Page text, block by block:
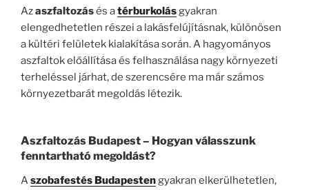
Azaszfaltozásés atérburkolásgyakran
elengedhetetlen részei a lakásfelújításnak, különösen
a kültéri felületek kialakítása során. A hagyományos
aszfaltok előállítása és felhasználása nagy környezeti
terheléssel járhat, de szerencsére ma már számos
környezetbarát megoldás létezik.
Aszfaltozás Budapest– Hogyan válasszunk
fenntartható megoldást?
Aszobafestés Budapestengyakran elkerülhetetlen,